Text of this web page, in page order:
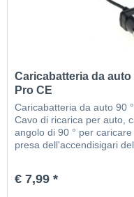
Caricabatteria da
Pro CE
Caricabatteria da auto 90
Cavo di ricarica per auto,
angolo di 90 ° per
presa dell'accendisigari
€ 7,99 *